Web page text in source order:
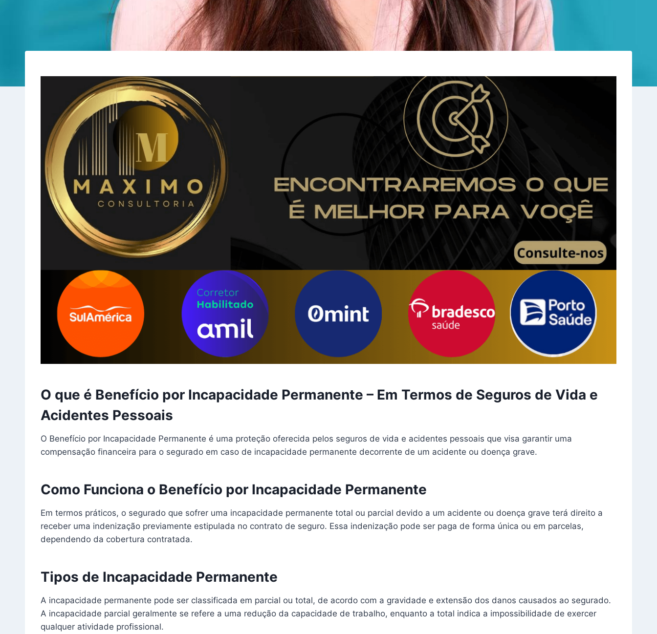
O que é Benefício por Incapacidade Permanente – Em Termos de Seguros de Vida e
Acidentes Pessoais
O Benefício por Incapacidade Permanente é uma proteção oferecida pelos seguros de vida e acidentes pessoais que visa garantir uma
compensação financeira para o segurado em caso de incapacidade permanente decorrente de um acidente ou doença grave.
Como Funciona o Benefício por Incapacidade Permanente
Em termos práticos, o segurado que sofrer uma incapacidade permanente total ou parcial devido a um acidente ou doença grave terá direito a
receber uma indenização previamente estipulada no contrato de seguro. Essa indenização pode ser paga de forma única ou em parcelas,
dependendo da cobertura contratada.
Tipos de Incapacidade Permanente
A incapacidade permanente pode ser classificada em parcial ou total, de acordo com a gravidade e extensão dos danos causados ao segurado.
A incapacidade parcial geralmente se refere a uma redução da capacidade de trabalho, enquanto a total indica a impossibilidade de exercer
qualquer atividade profissional.